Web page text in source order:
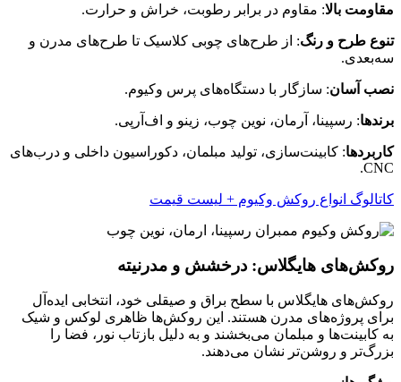
مقاومت بالا: مقاوم در برابر رطوبت، خراش و حرارت.
تنوع طرح و رنگ: از طرح‌های چوبی کلاسیک تا طرح‌های مدرن و
سه‌بعدی.
نصب آسان: سازگار با دستگاه‌های پرس وکیوم.
برندها: رسپینا، آرمان، نوین چوب، زینو و اف‌آرپی.
کاربردها: کابینت‌سازی، تولید مبلمان، دکوراسیون داخلی و درب‌های
CNC.
کاتالوگ انواع روکش وکیوم + لیست قیمت
روکش‌های هایگلاس: درخشش و مدرنیته
روکش‌های هایگلاس با سطح براق و صیقلی خود، انتخابی ایده‌آل
برای پروژه‌های مدرن هستند. این روکش‌ها ظاهری لوکس و شیک
به کابینت‌ها و مبلمان می‌بخشند و به دلیل بازتاب نور، فضا را
بزرگ‌تر و روشن‌تر نشان می‌دهند.